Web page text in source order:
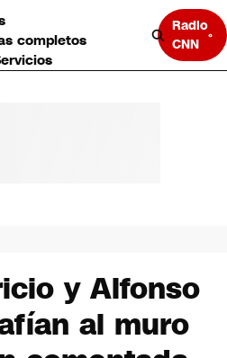
completos
Radio
CNN
y Alfonso
al muro